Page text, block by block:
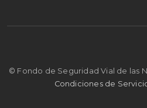
© Fondo de Seguridad Vial de las
Condiciones de